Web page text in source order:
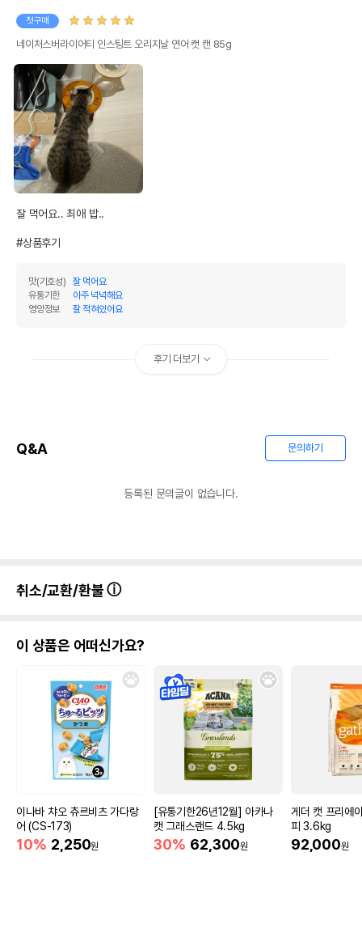
첫구매
네이처스버라이어티 인스팅트 오리지날 연어 캣 캔 85g
잘 먹어요.. 최애 밥..
#상품후기
맛(기호성)
잘 먹어요
유통기한
아주 넉넉해요
영양정보
잘 적혀있어요
후기 더보기
Q&A 문의하기
등록된 문의글이 없습니다.
취소/교환/환불
이 상품은 어떠신가요?
이나바 챠오 츄르비츠 가다랑
어 (CS-173)
10% 2,250원
[유통기한26년12월] 아카나
캣 그래스랜드 4.5kg
30% 62,300원
게더 캣 프리에
피 3.6kg
92,000원